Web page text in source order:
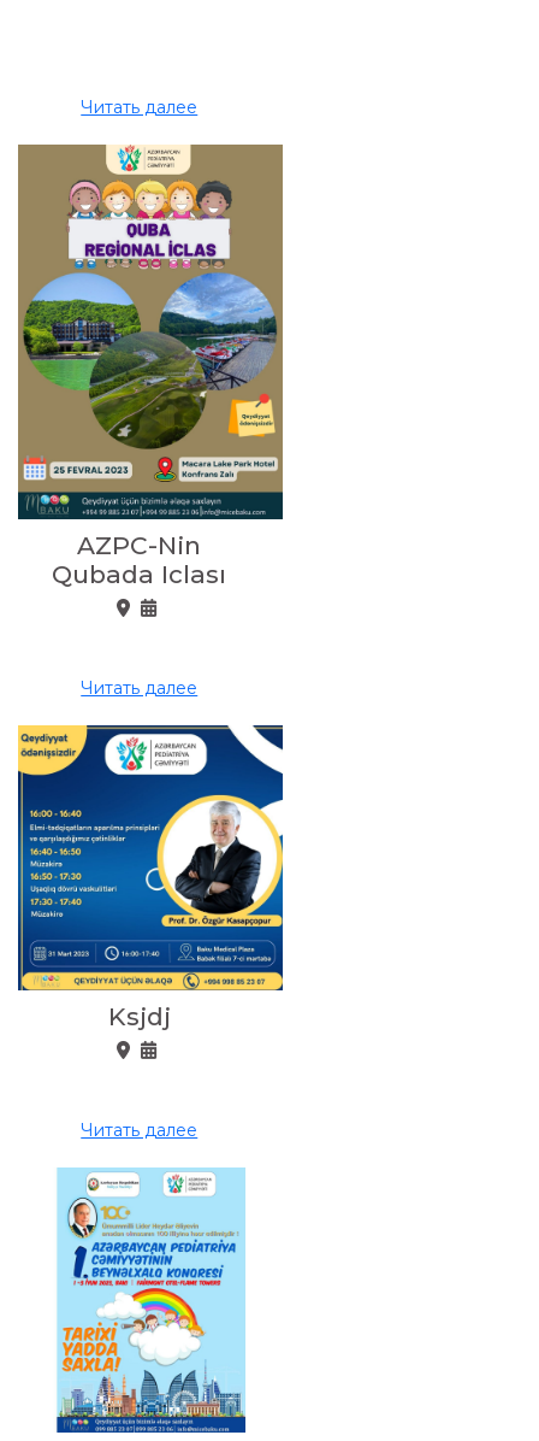
Читать далее
AZPC-Nin
Qubada Iclası
Читать далее
Ksjdj
Читать далее